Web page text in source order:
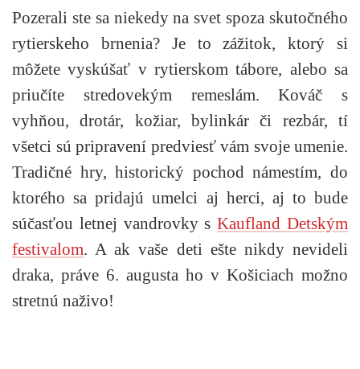
Pozerali ste sa niekedy na svet spoza skutočného
rytierskeho brnenia? Je to zážitok, ktorý si
môžete vyskúšať v rytierskom tábore, alebo sa
priučíte stredovekým remeslám. Kováč s
vyhňou, drotár, kožiar, bylinkár či rezbár, tí
všetci sú pripravení predviesť vám svoje umenie.
Tradičné hry, historický pochod námestím, do
ktorého sa pridajú umelci aj herci, aj to bude
súčasťou letnej vandrovky sKaufland Detským
festivalom. A ak vaše deti ešte nikdy nevideli
draka, práve 6. augusta ho v Košiciach možno
stretnú naživo!